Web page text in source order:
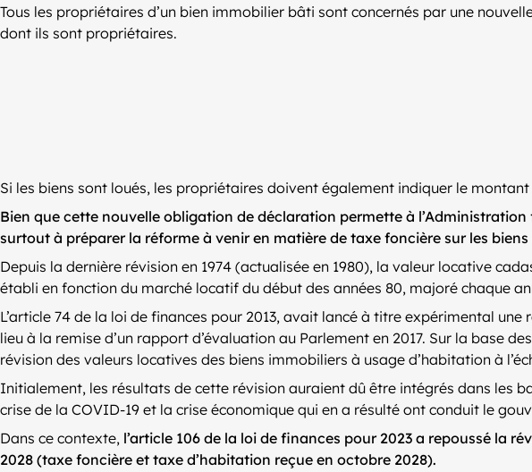
Tous les propriétaires d’un bien immobilier bâti sont concernés par une
dont ils sont propriétaires.
Si les biens sont loués, les propriétaires doivent également indiquer le
Bien que cette nouvelle obligation de déclaration permette à
surtout à préparer la réforme à venir en matière de taxe foncière sur les
Depuis la dernière révision en 1974 (actualisée en 1980), la valeur locative
établi en fonction du marché locatif du début des années 80, majoré chaque
L’article 74 de la loi de finances pour 2013, avait lancé à titre expérimental
lieu à la remise d’un rapport d’évaluation au Parlement en 2017. Sur la base
révision des valeurs locatives des biens immobiliers à usage d’habitation à
Initialement, les résultats de cette révision auraient dû être intégrés dans les
crise de la COVID-19 et la crise économique qui en a résulté ont conduit le
Dans ce contexte, l’article 106 de la loi de finances pour 2023 a repoussé la
2028 (taxe foncière et taxe d’habitation reçue en octobre 2028).